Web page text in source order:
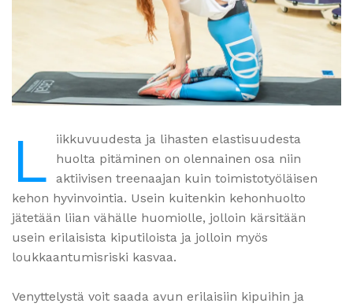
L
iikkuvuudesta ja lihasten elastisuudesta
huolta pitäminen on olennainen osa niin
aktiivisen treenaajan kuin toimistotyöläisen
kehon hyvinvointia. Usein kuitenkin kehonhuolto
jätetään liian vähälle huomiolle, jolloin kärsitään
usein erilaisista kiputiloista ja jolloin myös
loukkaantumisriski kasvaa.
Venyttelystä voit saada avun erilaisiin kipuihin ja